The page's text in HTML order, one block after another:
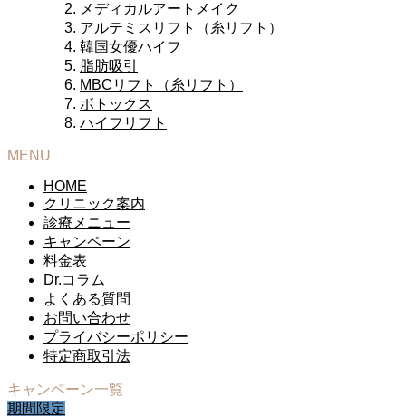
メディカルアートメイク
アルテミスリフト（糸リフト）
韓国女優ハイフ
脂肪吸引
MBCリフト（糸リフト）
ボトックス
ハイフリフト
MENU
HOME
クリニック案内
診療メニュー
キャンペーン
料金表
Dr.コラム
よくある質問
お問い合わせ
プライバシーポリシー
特定商取引法
キャンペーン一覧
期間限定